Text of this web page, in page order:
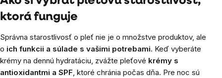
ktorá funguje
Správna starostlivosť o pleť nie je o množstve produktov, ale
o ich funkcii a súlade s vašimi potrebami. Keď vyberáte
krémy na dennú hydratáciu, zvážte pleťové krémy s
antioxidantmi a SPF, ktoré chránia počas dňa. Pre noc sú